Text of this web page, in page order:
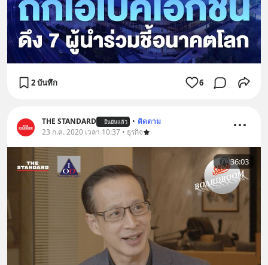
2 บันทึก 6
THE STANDARD ยืนยันแล้ว • ติดตาม
23 ก.ค. 2020 เวลา 10:37 • ธุรกิจ
36:03